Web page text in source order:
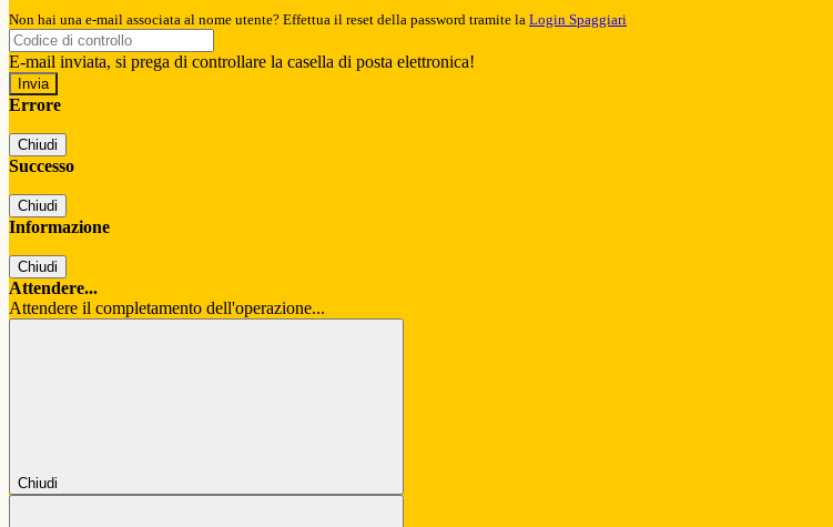
Non hai una e-mail associata al nome utente? Effettua il reset della password tramite la Login Spaggiari
E-mail inviata, si prega di controllare la casella di posta elettronica!
Errore
Chiudi
Successo
Chiudi
Informazione
Chiudi
Attendere...
Attendere il completamento dell'operazione...
Chiudi